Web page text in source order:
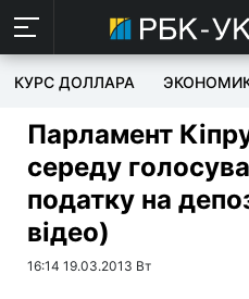
КУРС ДОЛЛАРА
Парламент
середу
податку на
відео)
16:14 19.03.2013 Вт